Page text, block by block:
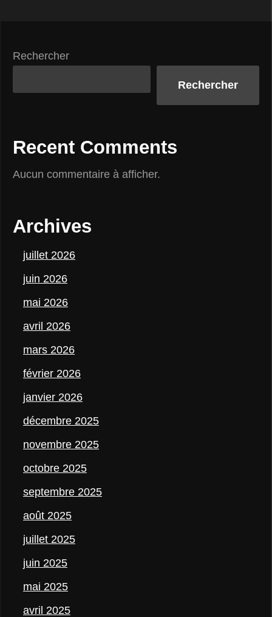
Rechercher
Rechercher
Recent Comments
Aucun commentaire à afficher.
Archives
juillet 2026
juin 2026
mai 2026
avril 2026
mars 2026
février 2026
janvier 2026
décembre 2025
novembre 2025
octobre 2025
septembre 2025
août 2025
juillet 2025
juin 2025
mai 2025
avril 2025